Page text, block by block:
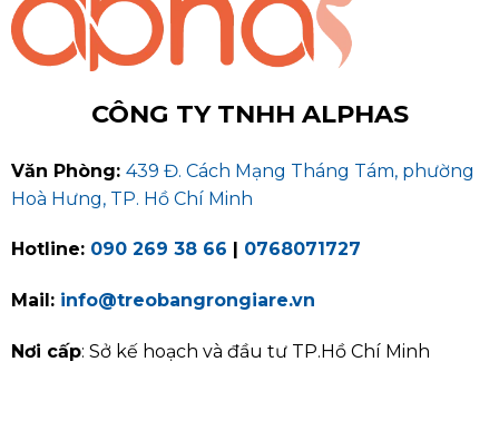
CÔNG TY TNHH ALPHAS
Văn Phòng: 439 Đ. Cách Mạng Tháng Tám, phường
Hoà Hưng, TP. Hồ Chí Minh
Hotline: 090 269 38 66 0768071727
Mail: info@treobangrongiare.vn
Nơi cấp: Sở kế hoạch và đầu tư TP.Hồ Chí Minh